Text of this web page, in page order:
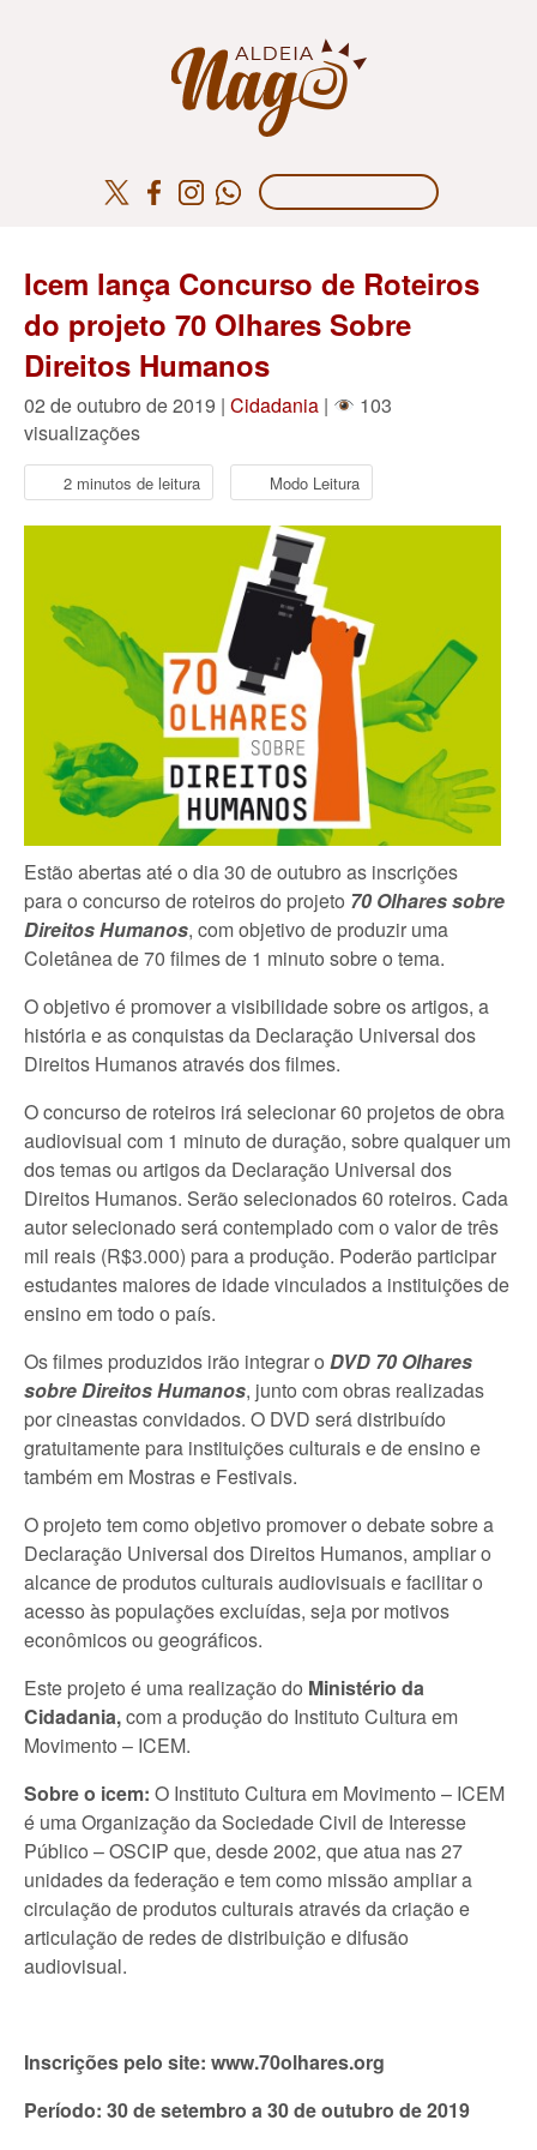
Icem lança Concurso de Roteiros
do projeto 70 Olhares Sobre
Direitos Humanos
02 de outubro de 2019 | Cidadania |
103
visualizações
2 minutos de leitura Modo Leitura
Estão abertas até o dia 30 de outubro as inscrições
para o concurso de roteiros do projeto 70 Olhares sobre
Direitos Humanos, com objetivo de produzir uma
Coletânea de 70 filmes de 1 minuto sobre o tema.
O objetivo é promover a visibilidade sobre os artigos, a
história e as conquistas da Declaração Universal dos
Direitos Humanos através dos filmes.
O concurso de roteiros irá selecionar 60 projetos de obra
audiovisual com 1 minuto de duração, sobre qualquer um
dos temas ou artigos da Declaração Universal dos
Direitos Humanos. Serão selecionados 60 roteiros. Cada
autor selecionado será contemplado com o valor de três
mil reais (R$3.000) para a produção. Poderão participar
estudantes maiores de idade vinculados a instituições de
ensino em todo o país.
Os filmes produzidos irão integrar o DVD 70 Olhares
sobre Direitos Humanos, junto com obras realizadas
por cineastas convidados. O DVD será distribuído
gratuitamente para instituições culturais e de ensino e
também em Mostras e Festivais.
O projeto tem como objetivo promover o debate sobre a
Declaração Universal dos Direitos Humanos, ampliar o
alcance de produtos culturais audiovisuais e facilitar o
acesso às populações excluídas, seja por motivos
econômicos ou geográficos.
Este projeto é uma realização do Ministério da
Cidadania,com a produção do Instituto Cultura em
Movimento – ICEM.
Sobre o icem: O Instituto Cultura em Movimento – ICEM
é uma Organização da Sociedade Civil de Interesse
Público – OSCIP que, desde 2002, que atua nas 27
unidades da federação e tem como missão ampliar a
circulação de produtos culturais através da criação e
articulação de redes de distribuição e difusão
audiovisual.
Inscrições pelo site: www.70olhares.org
Período: 30 de setembro a 30 de outubro de 2019